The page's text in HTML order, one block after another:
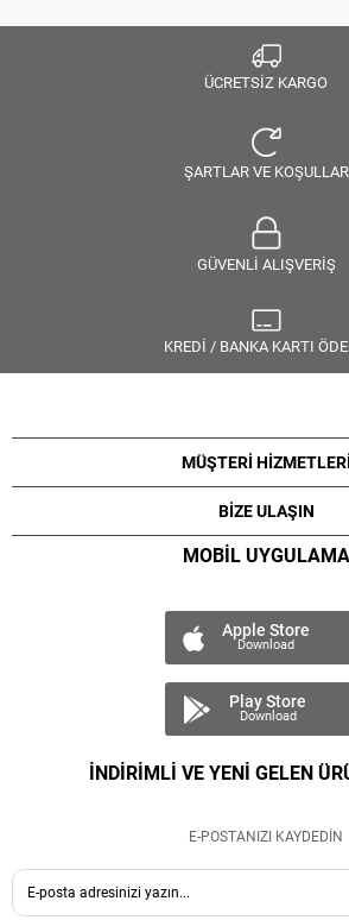
ÜCRETSİZ KARGO
ŞARTLAR VE KOŞULLAR
GÜVENLİ ALIŞVERİŞ
KREDİ / BANKA KARTI
MÜŞTERİ HİZMETLERİ
BİZE ULAŞIN
MOBİL UYGULAMA
Apple Store
Download
Play Store
Download
İNDİRİMLİ VE YENİ GELEN
E-POSTANIZI KAYDEDİN